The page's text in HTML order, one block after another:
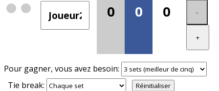
0 0 0 -
+
Pour gagner, vous avez besoin:
Tie break:
Réinitialiser